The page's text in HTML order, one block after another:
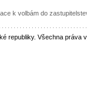
k volbám do
republiky. Všechna práva